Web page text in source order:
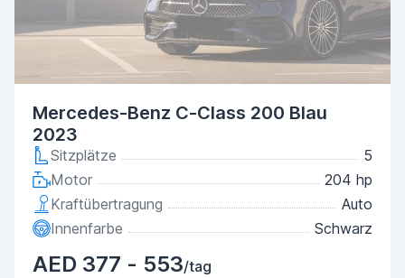
Mercedes-Benz C-Class 200 Blau
2023
Sitzplätze
5
Motor
204 hp
Kraftübertragung
Auto
Innenfarbe
Schwarz
AED 377 - 553/tag